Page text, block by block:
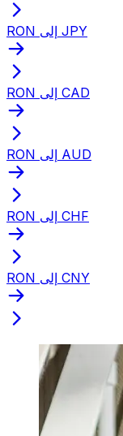
RON إلى JPY
RON إلى CAD
RON إلى AUD
RON إلى CHF
RON إلى CNY